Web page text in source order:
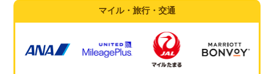
マイル・旅行・交通